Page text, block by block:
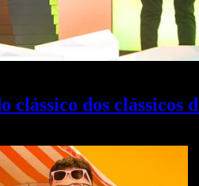
dos clássicos